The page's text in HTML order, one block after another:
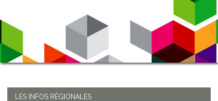
LES INFOS RÉGIONALES